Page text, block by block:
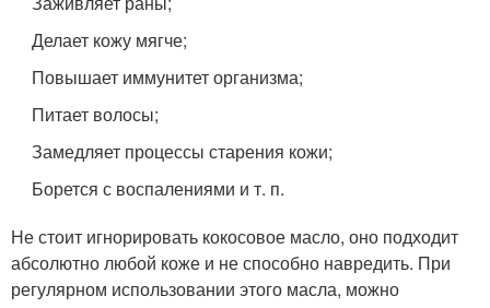
Делает кожу мягче;
Повышает иммунитет организма;
Питает волосы;
Замедляет процессы старения кожи;
Борется с воспалениями и т. п.
Не стоит игнорировать кокосовое масло, оно подходит
абсолютно любой коже и не способно навредить. При
регулярном использовании этого масла, можно